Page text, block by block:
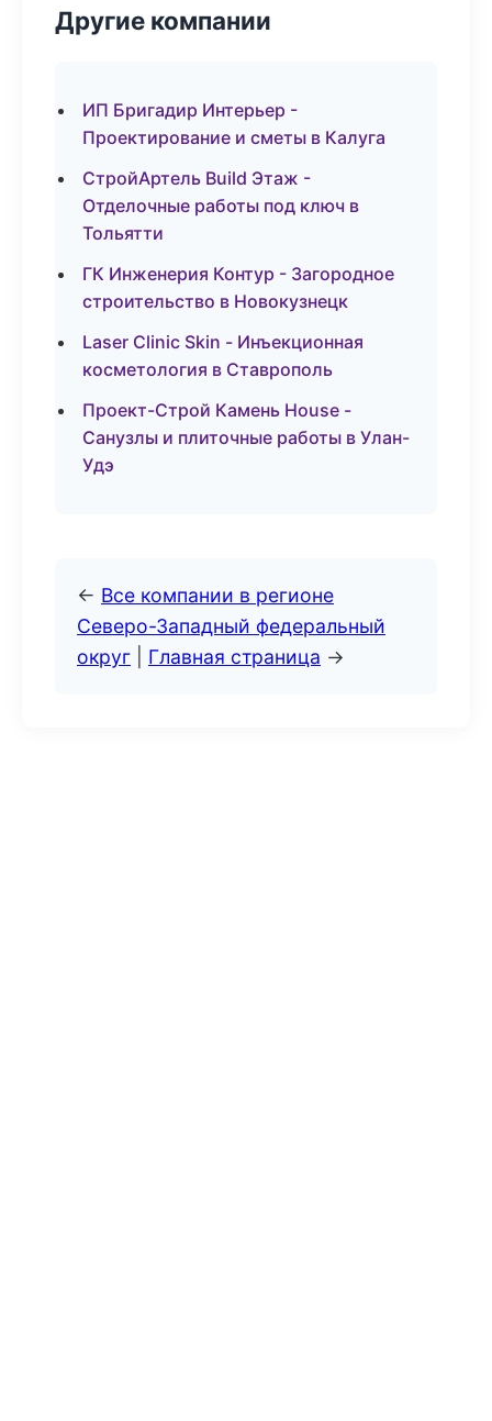
Другие компании
ИП Бригадир Интерьер -
Проектирование и сметы в Калуга
СтройАртель Build Этаж -
Отделочные работы под ключ в
Тольятти
ГК Инженерия Контур - Загородное
строительство в Новокузнецк
Laser Clinic Skin - Инъекционная
косметология в Ставрополь
Проект-Строй Камень House -
Санузлы и плиточные работы в Улан-
Удэ
← Все компании в регионе
Северо-Западный федеральный
округ
Главная страница →